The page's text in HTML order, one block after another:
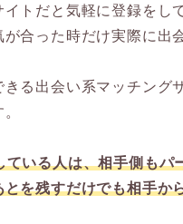
イトだと気軽に登録をし
合った時だけ実際に出
る出会い系マッチング
ている人は、相手側も
とを残すだけでも相手か